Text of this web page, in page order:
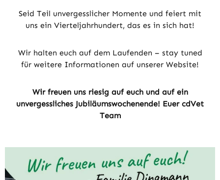
Seid Teil unvergesslicher Momente und feiert mit
uns ein Vierteljahrhundert, das es in sich hat!
Wir halten euch auf dem Laufenden – stay tuned
für weitere Informationen auf unserer Website!
Wir freuen uns riesig auf euch und auf ein
unvergessliches Jubiläumswochenende! Euer cdVet
Team